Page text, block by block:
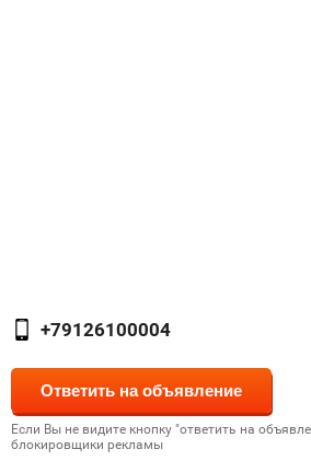
+79126100004
Если Вы не видите кнопку "ответить на
блокировщики рекламы